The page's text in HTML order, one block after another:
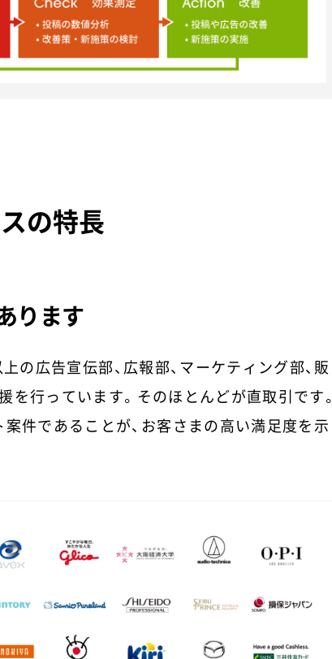
の特長
ります
の広告宣伝部、広報部、マーケティング部、販
を行っています。そのほとんどが直取引です。
件であることが、お客さまの高い満足度を示